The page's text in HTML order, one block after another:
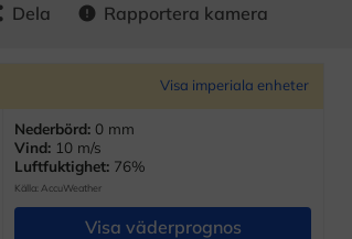
Dela error Rapportera kamera
Visa imperiala enheter
Nederbörd: 0 mm
Vind: 10 m/s
Luftfuktighet: 76%
Källa: AccuWeather
Visa väderprognos